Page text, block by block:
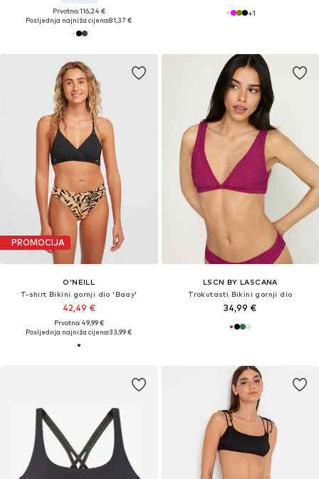
Prvotno: 116,24 €
Posljednja najniža cijena:81,37 €
+1
PROMOCIJA
O'NEILL
T-shirt Bikini gornji dio 'Baay'
42,49 €
Prvotno: 49,99 €
Posljednja najniža cijena:33,99 €
LSCN BY LASCANA
Trokutasti Bikini gornji dio
34,99 €